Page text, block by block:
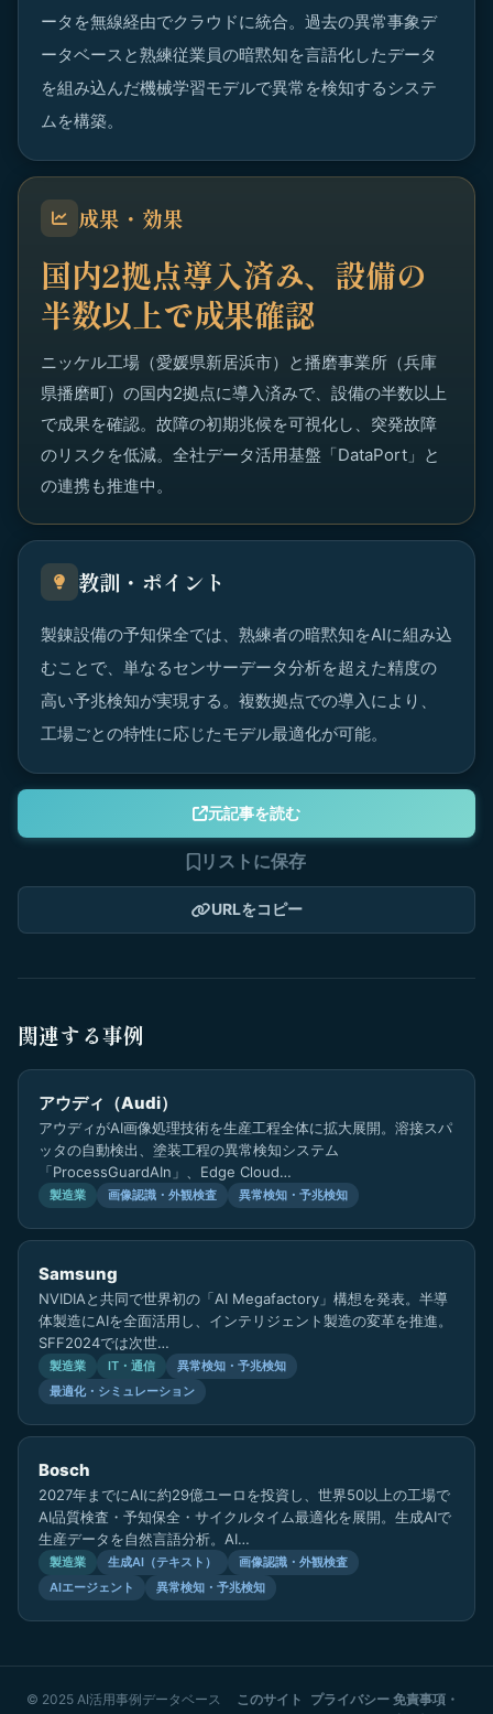
ータを無線経由でクラウドに統合。過去の異常事象デ
ータベースと熟練従業員の暗黙知を言語化したデータ
を組み込んだ機械学習モデルで異常を検知するシステ
ムを構築。
成果・効果
国内2拠点導入済み、設備の
半数以上で成果確認
ニッケル工場（愛媛県新居浜市）と播磨事業所（兵庫
県播磨町）の国内2拠点に導入済みで、設備の半数以上
で成果を確認。故障の初期兆候を可視化し、突発故障
のリスクを低減。全社データ活用基盤「DataPort」と
の連携も推進中。
教訓・ポイント
製錬設備の予知保全では、熟練者の暗黙知をAIに組み込
むことで、単なるセンサーデータ分析を超えた精度の
高い予兆検知が実現する。複数拠点での導入により、
工場ごとの特性に応じたモデル最適化が可能。
元記事を読む
リストに保存
URLをコピー
関連する事例
アウディ（Audi）
アウディがAI画像処理技術を生産工程全体に拡大展開。溶接スパ
ッタの自動検出、塗装工程の異常検知システム
「ProcessGuardAIn」、Edge Cloud…
製造業 画像認識・外観検査 異常検知・予兆検知
Samsung
NVIDIAと共同で世界初の「AI Megafactory」構想を発表。半導
体製造にAIを全面活用し、インテリジェント製造の変革を推進。
SFF2024では次世…
製造業 IT・通信
異常検知・予兆検知
最適化・シミュレーション
Bosch
2027年までにAIに約29億ユーロを投資し、世界50以上の工場で
AI品質検査・予知保全・サイクルタイム最適化を展開。生成AIで
生産データを自然言語分析。AI…
製造業 生成AI（テキスト）
画像認識・外観検査
AIエージェント
異常検知・予兆検知
© 2025 AI活用事例データベース
このサイト
プライバシー 免責事項・